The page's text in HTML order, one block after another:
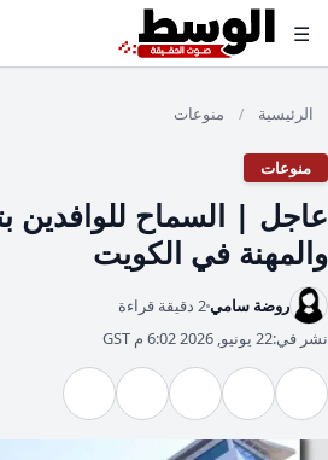
☰
الرئيسية / منوعات
منوعات
عاجل | السماح للوافدين
والمهنة في الكويت
روضة سامي2 دقيقة قراءة
نشر في:22 يونيو, 2026 6:02 م GST